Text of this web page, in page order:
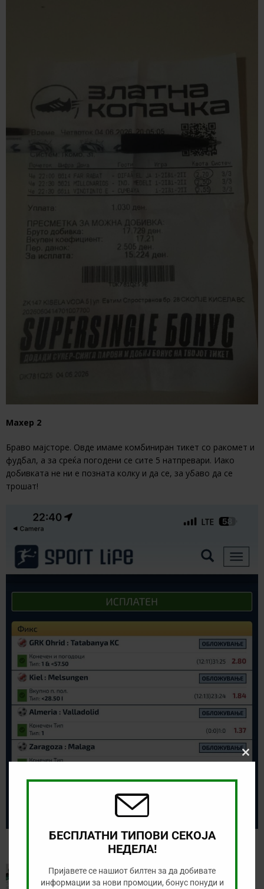
Махер 2
Браво мајсторе. Овде имаме комбиниран тикет со ракомет и
фудбал, а за среќа погодени се сите 5 натпревари. Иако
добивката не ни е позната колку и да се, за убаво да се
трошат!
Screenshot
PREVIOUS
Зголемени квоти за денес (08.06.2026)
Close
БЕСПЛАТНИ ТИПОВИ СЕКОЈА
НЕДЕЛА!
Пријавете се нашиот билтен за да добивате
информации за нови промоции, бонус понуди и